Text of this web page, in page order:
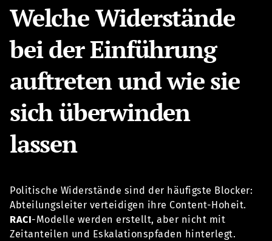
Welche Widerstände
bei der Einführung
auftreten und wie sie
sich überwinden
lassen
Politische Widerstände sind der häufigste Blocker:
Abteilungsleiter verteidigen ihre Content-Hoheit.
RACI-Modelle werden erstellt, aber nicht mit
Zeitanteilen und Eskalationspfaden hinterlegt.